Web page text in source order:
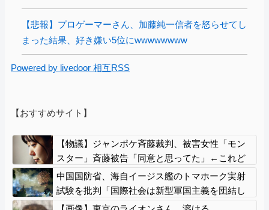
【悲報】プロゲーマーさん、加藤純一信者を怒らせてし
まった結果、好き嫌い5位にwwwwwwww
Powered by livedoor 相互RSS
【おすすめサイト】
【物議】ジャンポケ斉藤裁判、被害女性「モン
スター」斉藤被告「同意と思ってた」←これど
っちが勝つの？
中国国防省、海自イージス艦のトマホーク実射
試験を批判「国際社会は新型軍国主義を団結し
て阻止を」！